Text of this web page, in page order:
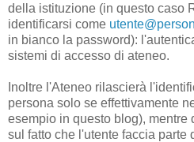
della istituzione (in questo caso
identificarsi come
in bianco la password):
sistemi di accesso di ateneo.
Inoltre l'Ateneo rilascierà
persona solo se effettivamente
esempio in questo blog), mentre
sul fatto che l'utente faccia parte